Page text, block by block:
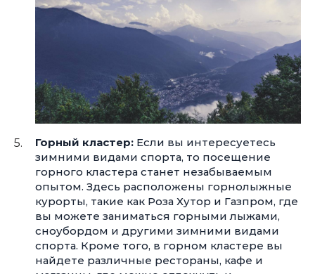
Горный кластер: Если вы интересуетесь
зимними видами спорта, то посещение
горного кластера станет незабываемым
опытом. Здесь расположены горнолыжные
курорты, такие как Роза Хутор и Газпром, где
вы можете заниматься горными лыжами,
сноубордом и другими зимними видами
спорта. Кроме того, в горном кластере вы
найдете различные рестораны, кафе и